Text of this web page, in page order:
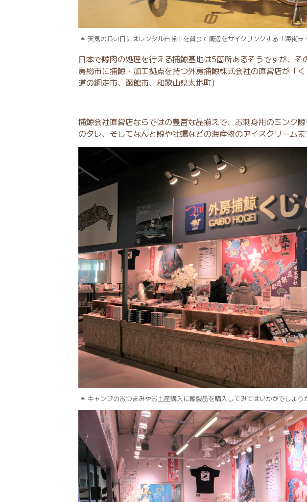
天気の良い日にはレンタル自転車を貸りて周辺をサイクリングする「海街ラ
日本で鯨肉の処理を行える捕鯨基地は5箇所あるそうですが、
房総市に捕鯨・加工拠点を持つ外房捕鯨株式会社の直営店が「
道の網走市、函館市、和歌山県太地町）
捕鯨会社直営店ならではの豊富な品揃えで、お刺身用のミンク
のタレ、そしてなんと鯨や牡蠣などの海産物のアイスクリームま
キャンプのおつまみやお土産購入に鯨製品を購入してみてはいかがでしょう